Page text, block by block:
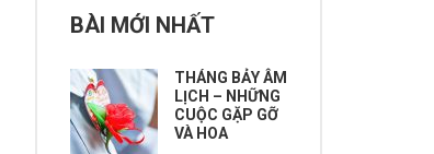
BÀI MỚI NHẤT
THÁNG BẢY ÂM
LỊCH – NHỮNG
CUỘC GẶP GỠ
VÀ HOA